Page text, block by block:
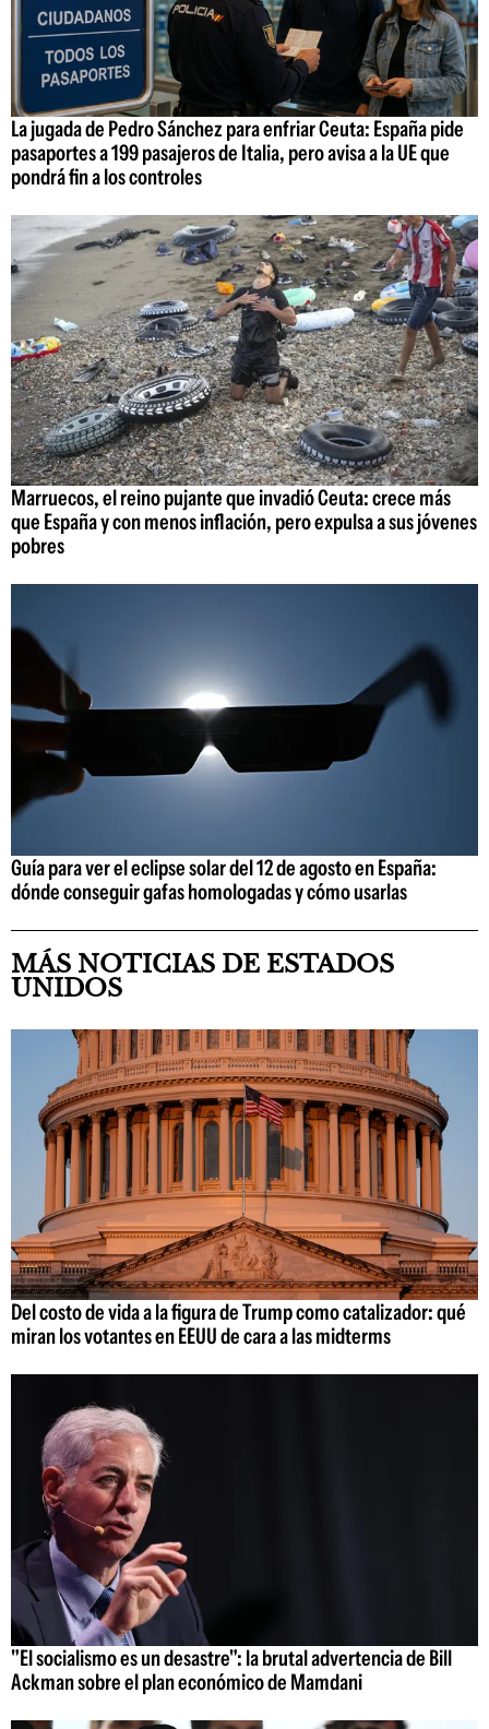
La jugada de Pedro Sánchez para enfriar Ceuta: España pide
pasaportes a 199 pasajeros de Italia, pero avisa a la UE que
pondrá fin a los controles
Marruecos, el reino pujante que invadió Ceuta: crece más
que España y con menos inflación, pero expulsa a sus jóvenes
pobres
Guía para ver el eclipse solar del 12 de agosto en España:
dónde conseguir gafas homologadas y cómo usarlas
MÁS NOTICIAS DE ESTADOS
UNIDOS
Del costo de vida a la figura de Trump como catalizador: qué
miran los votantes en EEUU de cara a las midterms
"El socialismo es un desastre": la brutal advertencia de Bill
Ackman sobre el plan económico de Mamdani